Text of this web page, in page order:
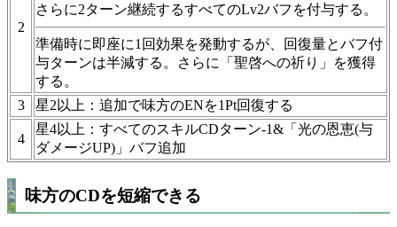
2
さらに2ターン継続するすべてのLv2バフを付与する。
準備時に即座に1回効果を発動するが、回復量とバフ付
与ターンは半減する。さらに「聖啓への祈り」を獲得
する。
3
星2以上：追加で味方のENを1Pt回復する
4
星4以上：すべてのスキルCDターン-1&「光の恩恵(与
ダメージUP)」バフ追加
味方のCDを短縮できる